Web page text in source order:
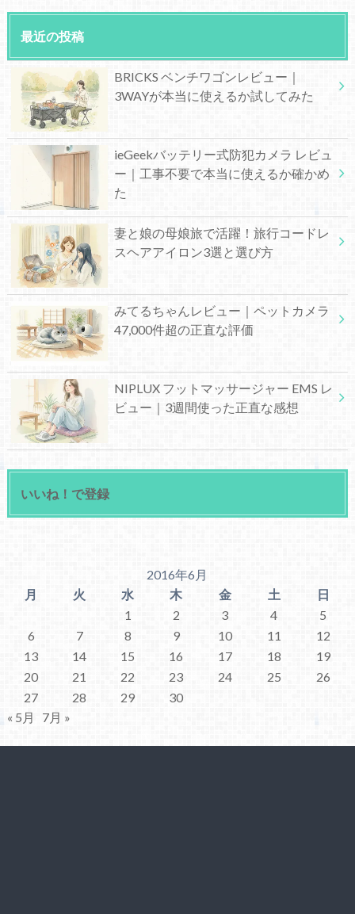
最近の投稿
BRICKS ベンチワゴンレビュー｜
3WAYが本当に使えるか試してみた
ieGeekバッテリー式防犯カメラ レビュ
ー｜工事不要で本当に使えるか確かめ
た
妻と娘の母娘旅で活躍！旅行コードレ
スヘアアイロン3選と選び方
みてるちゃんレビュー｜ペットカメラ
47,000件超の正直な評価
NIPLUX フットマッサージャー EMS レ
ビュー｜3週間使った正直な感想
いいね！で登録
2016年6月
月
火 水 木 金 土
日
1
2 3 4
5
6
7 8 9 10 11
12
13
14 15 16 17 18
19
20
21 22 23 24 25
26
27
28 29
30
« 5月
7月 »